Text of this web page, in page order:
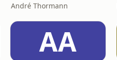
André Thormann
AA